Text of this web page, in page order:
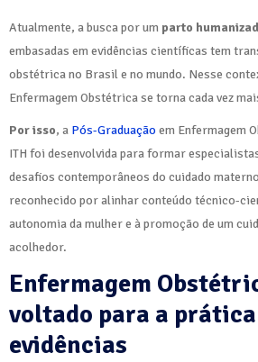
Atualmente, a busca por um parto
embasadas em evidências científicas tem
obstétrica no Brasil e no mundo. Nesse
Enfermagem Obstétrica se torna cada vez
Por isso, a Pós-Graduação em Enfermagem
ITH foi desenvolvida para formar
desafios contemporâneos do cuidado
reconhecido por alinhar conteúdo técnico-
autonomia da mulher e à promoção de um
acolhedor.
Enfermagem
voltado para a prática
evidências